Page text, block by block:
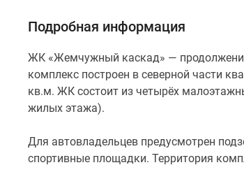
комнатных).
Высота
потолка
в
квартирах
-
2.80
метров.
Подробная информация
ЖК «Жемчужный каскад» —
комплекс построен в северной части
кв.м. ЖК состоит из четырёх
жилых этажа).
Для автовладельцев предусмотрен
спортивные площадки. Территория